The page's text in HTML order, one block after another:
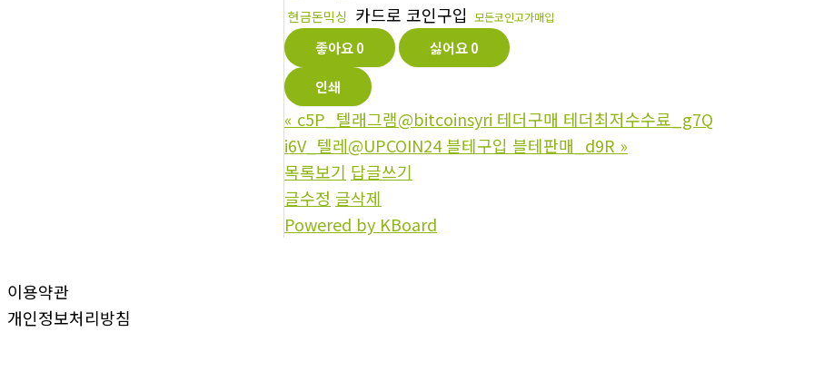
현금돈믹싱 카드로 코인구입 모든코인고가매입
좋아요0 싫어요0
인쇄
« c5P_텔래그램@bitcoinsyri 테더구매 테더최저수수료_g7Q
i6V_텔레@UPCOIN24 블테구입 블테판매_d9R »
목록보기 답글쓰기
글수정 글삭제
Powered by KBoard
이용약관
개인정보처리방침